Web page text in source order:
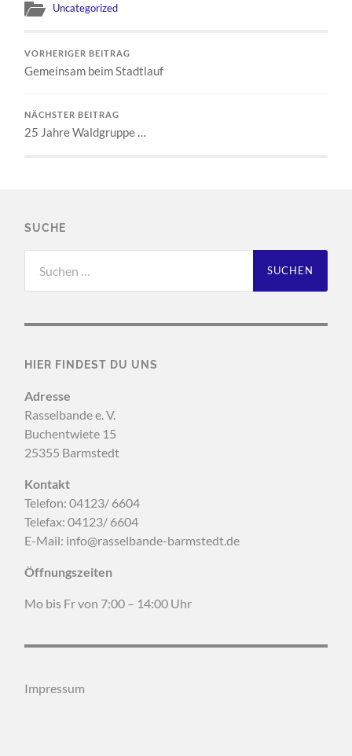
Uncategorized
VORHERIGER BEITRAG
Gemeinsam beim Stadtlauf
NÄCHSTER BEITRAG
25 Jahre Waldgruppe …
SUCHE
nach:
HIER FINDEST DU UNS
Adresse
Rasselbande e. V.
Buchentwiete 15
25355 Barmstedt
Kontakt
Telefon: 04123/ 6604
Telefax: 04123/ 6604
E-Mail: info@rasselbande-barmstedt.de
Öffnungszeiten
Mo bis Fr von 7:00 – 14:00 Uhr
Impressum